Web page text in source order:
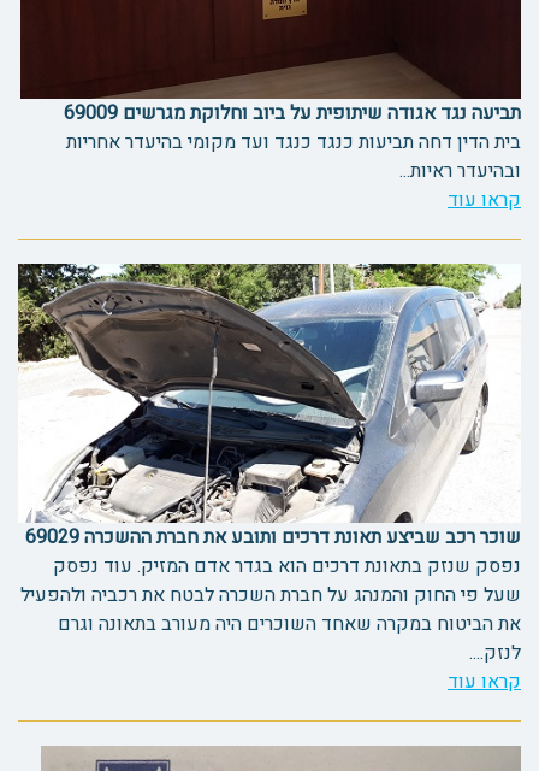
תביעה נגד אגודה שיתופית על ביוב וחלוקת מגרשים 69009
בית הדין דחה תביעות כנגד כנגד ועד מקומי בהיעדר אחריות
ובהיעדר ראיות...
קראו עוד
שוכר רכב שביצע תאונת דרכים ותובע את חברת ההשכרה 69029
נפסק שנזק בתאונת דרכים הוא בגדר אדם המזיק. עוד נפסק
שעל פי החוק והמנהג על חברת השכרה לבטח את רכביה ולהפעיל
את הביטוח במקרה שאחד השוכרים היה מעורב בתאונה וגרם
לנזק....
קראו עוד